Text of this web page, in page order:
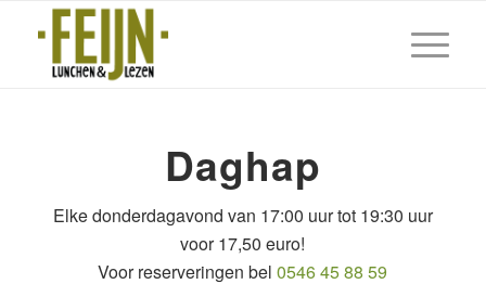
Daghap
Elke donderdagavond van 17:00 uur tot 19:30 uur
voor 17,50 euro!
Voor reserveringen bel0546 45 88 59